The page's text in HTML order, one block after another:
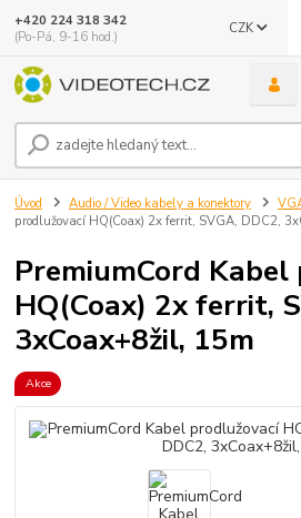
CZK
+420 224 318 342
(Po-Pá, 9-16 hod.)
Úvod Audio / Video kabely a konektory
prodlužovací HQ(Coax) 2x ferrit, SVGA, DDC2,
PremiumCord
HQ(Coax) 2x ferrit,
3xCoax+8žil, 15m
Akce